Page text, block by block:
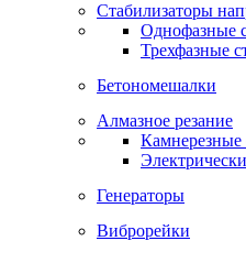
Стабилизаторы
Однофазные
Трехфазные
Бетономешалки
Алмазное резание
Камнерезные
Генераторы
Виброрейки